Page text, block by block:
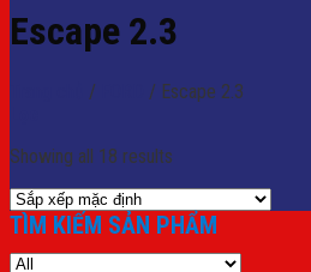
Escape 2.3
/ / Escape 2.3
Showing all 18 results
TÌM KIẾM SẢN PHẨM